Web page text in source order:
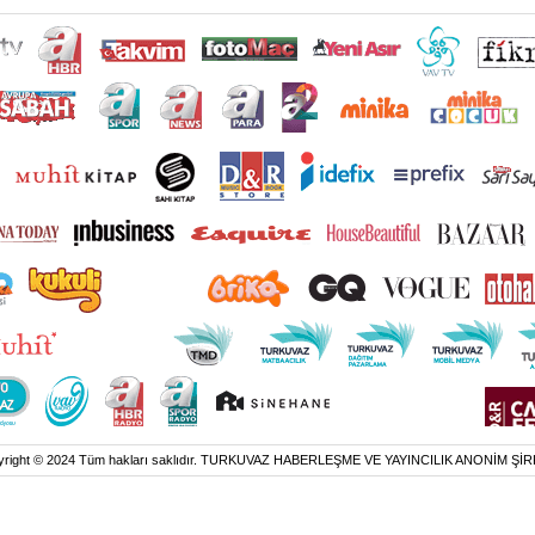
© 2024 Tüm hakları saklıdır. TURKUVAZ HABERLEŞME VE YAYINCILIK ANONİM